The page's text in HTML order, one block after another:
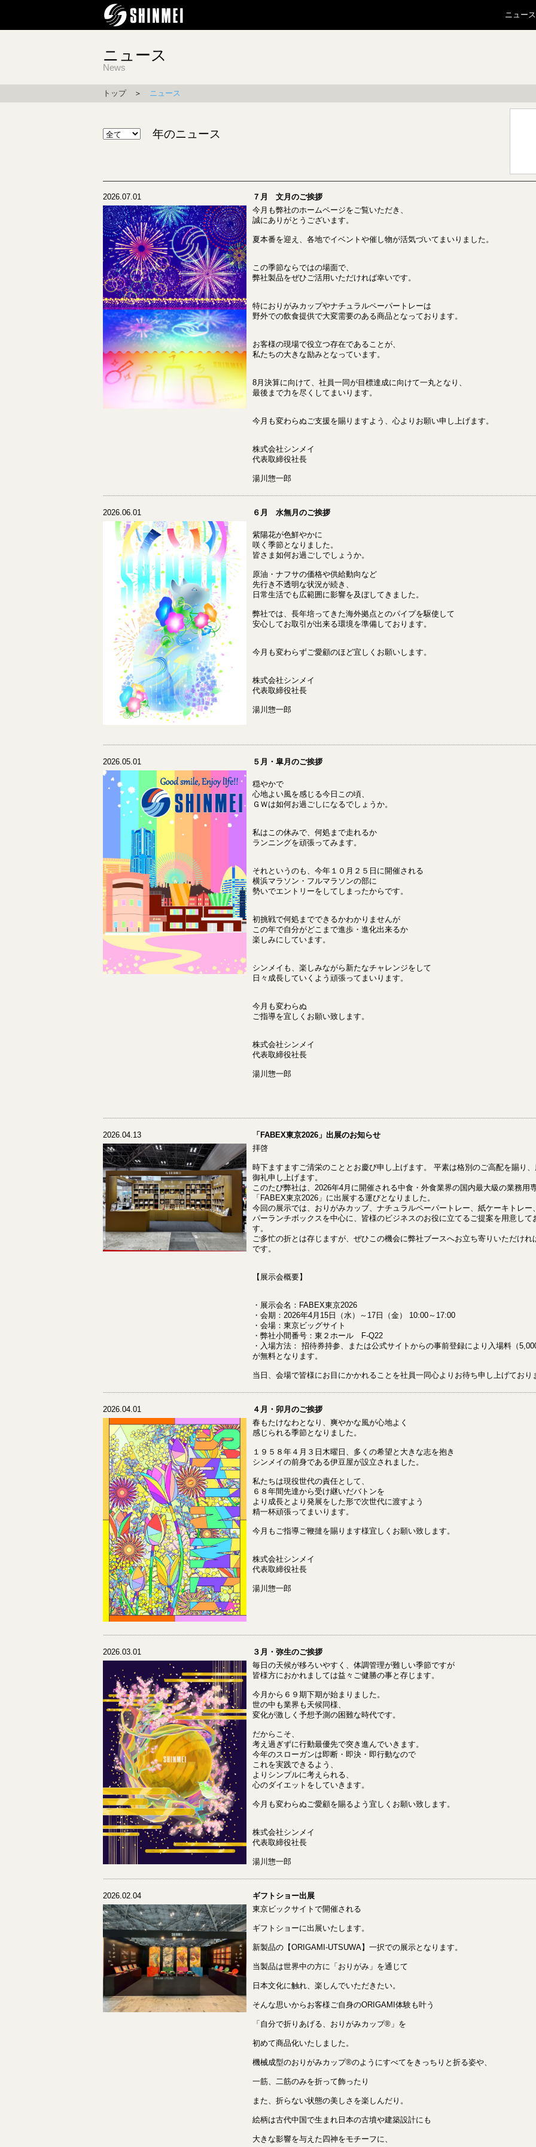
ニュース
ニュース
News
トップ＞ ニュース
年のニュース
2026.07.01
７月 文月のご挨拶
今月も弊社のホームページをご覧いただき、
誠にありがとうございます。
夏本番を迎え、各地でイベントや催し物が活気づいてまいりました。
この季節ならではの場面で、
弊社製品をぜひご活用いただければ幸いです。
特におりがみカップやナチュラルペーパートレーは
野外での飲食提供で大変需要のある商品となっております。
お客様の現場で役立つ存在であることが、
私たちの大きな励みとなっています。
8月決算に向けて、社員一同が目標達成に向けて一丸となり、
最後まで力を尽くしてまいります。
今月も変わらぬご支援を賜りますよう、心よりお願い申し上げます。
株式会社シンメイ
代表取締役社長
湯川惣一郎
2026.06.01 ６月 水無月のご挨拶
紫陽花が色鮮やかに
咲く季節となりました。
皆さま如何お過ごしでしょうか。
原油・ナフサの価格や供給動向など
先行き不透明な状況が続き、
日常生活でも広範囲に影響を及ぼしてきました。
弊社では、長年培ってきた海外拠点とのパイプを駆使して
安心してお取引が出来る環境を準備しております。
今月も変わらずご愛顧のほど宜しくお願いします。
株式会社シンメイ
代表取締役社長
湯川惣一郎
2026.05.01 ５月・皐月のご挨拶
穏やかで
心地よい風を感じる今日この頃、
ＧＷは如何お過ごしになるでしょうか。
私はこの休みで、何処まで走れるか
ランニングを頑張ってみます。
それというのも、今年１０月２５日に開催される
横浜マラソン・フルマラソンの部に
勢いでエントリーをしてしまったからです。
初挑戦で何処までできるかわかりませんが
この年で自分がどこまで進歩・進化出来るか
楽しみにしています。
シンメイも、楽しみながら新たなチャレンジをして
日々成長していくよう頑張ってまいります。
今月も変わらぬ
ご指導を宜しくお願い致します。
株式会社シンメイ
代表取締役社長
湯川惣一郎
2026.04.13
「FABEX東京2026」出展のお知らせ
拝啓
時下ますますご清栄のこととお慶び申し上げます。 平素は格別のご高配を賜り、
御礼申し上げます。
このたび弊社は、2026年4月に開催される中食・外食業界の国内最大級の業務用
「FABEX東京2026」に出展する運びとなりました。
今回の展示では、おりがみカッブ、ナチュラルペーパートレー、紙ケーキトレー
パーランチボックスを中心に、皆様のビジネスのお役に立てるご提案を用意して
す。
ご多忙の折とは存じますが、ぜひこの機会に弊社ブースへお立ち寄りいただけれ
です。
【展示会概要】
・展示会名：FABEX東京2026
・会期：2026年4月15日（水）～17日（金） 10:00～17:00
・会場：東京ビッグサイト
・弊社小間番号：東２ホール F-Q22
・入場方法： 招待券持参、または公式サイトからの事前登録により入場料（5,000
が無料となります。
当日、会場で皆様にお目にかかれることを社員一同心よりお待ち申し上げており
2026.04.01
４月・卯月のご挨拶
春もたけなわとなり、爽やかな風が心地よく
感じられる季節となりました。
１９５８年４月３日木曜日、多くの希望と大きな志を抱き
シンメイの前身である伊豆屋が設立されました。
私たちは現役世代の責任として、
６８年間先達から受け継いだバトンを
より成長とより発展をした形で次世代に渡すよう
精一杯頑張ってまいります。
今月もご指導ご鞭撻を賜ります様宜しくお願い致します。
株式会社シンメイ
代表取締役社長
湯川惣一郎
2026.03.01
３月・弥生のご挨拶
毎日の天候が移ろいやすく、体調管理が難しい季節ですが
皆様方におかれましては益々ご健勝の事と存じます。
今月から６９期下期が始まりました。
世の中も業界も天候同様、
変化が激しく予想予測の困難な時代です。
だからこそ、
考え過ぎずに行動最優先で突き進んでいきます。
今年のスローガンは即断・即決・即行動なので
これを実践できるよう、
よりシンプルに考えられる、
心のダイエットをしていきます。
今月も変わらぬご愛顧を賜るよう宜しくお願い致します。
株式会社シンメイ
代表取締役社長
湯川惣一郎
2026.02.04
ギフトショー出展
東京ビックサイトで開催される
ギフトショーに出展いたします。
新製品の【ORIGAMI-UTSUWA】一択での展示となります。
当製品は世界中の方に「おりがみ」を通じて
日本文化に触れ、楽しんでいただきたい。
そんな思いからお客様ご自身のORIGAMI体験も叶う
「自分で折りあげる、おりがみカップ®」を
初めて商品化いたしました。
機械成型のおりがみカップ®のようにすべてをきっちりと折る姿や、
一筋、二筋のみを折って飾ったり
また、折らない状態の美しさを楽しんだり。
絵柄は古代中国で生まれ日本の古墳や建築設計にも
大きな影響を与えた四神をモチーフに、